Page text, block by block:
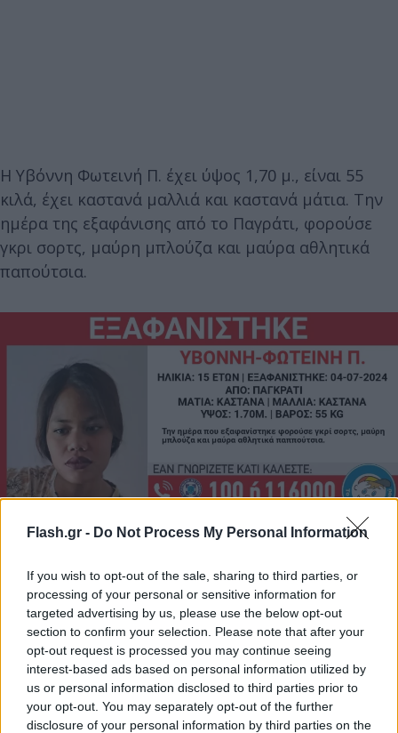
Flash.gr - Do Not Process My Personal Information
If you wish to opt-out of the sale, sharing to third parties, or
processing of your personal or sensitive information for
targeted advertising by us, please use the below opt-out
section to confirm your selection. Please note that after your
opt-out request is processed you may continue seeing
interest-based ads based on personal information utilized by
us or personal information disclosed to third parties prior to
your opt-out. You may separately opt-out of the further
disclosure of your personal information by third parties on the
Η Υβόννη Φωτεινή Π. έχει ύψος 1,70 μ., είναι 55
κιλά, έχει καστανά μαλλιά και καστανά μάτια. Την
ημέρα της εξαφάνισης από το Παγράτι, φορούσε
γκρι σορτς, μαύρη μπλούζα και μαύρα αθλητικά
παπούτσια.
επικοινωνήσει τηλεφωνικά με «Το Χαμόγελο του
Παιδιού» όλο το 24ωρο, στην «Ευρωπαϊκή Γραμμή
για τα Εξαφανισμένα Παιδιά 116000», σε όλα τα
Αστυνομικά Τμήματα της χώρας αλλά και μέσω της
εφαρμογής Missing Alert app οπού υπάρχει
ζωντανή ενημέρωση για την εξαφάνιση.